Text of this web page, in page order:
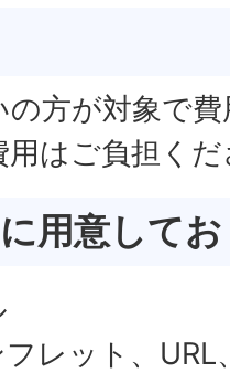
方が対象で
はご負担く
用意して
レット、